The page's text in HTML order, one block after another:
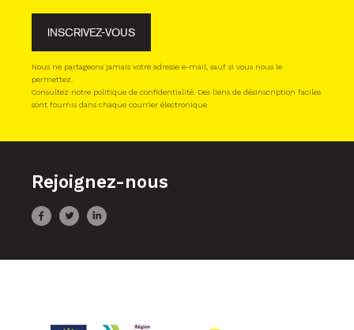
INSCRIVEZ-VOUS
Nous ne partageons jamais votre adresse e-mail, sauf si vous nous le
permettez.
Consultez notre politique de confidentialité. Des liens de désinscription faciles
sont fournis dans chaque courrier électronique.
Rejoignez-nous